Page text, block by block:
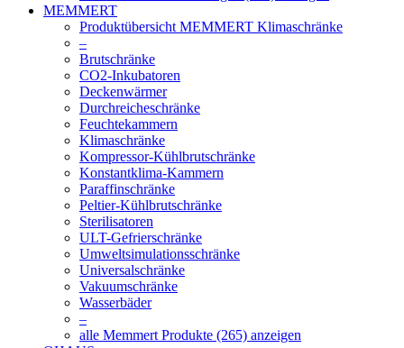
MEMMERT
Produktübersicht MEMMERT Klimaschränke
–
Brutschränke
CO2-Inkubatoren
Deckenwärmer
Durchreicheschränke
Feuchtekammern
Klimaschränke
Kompressor-Kühlbrutschränke
Konstantklima-Kammern
Paraffinschränke
Peltier-Kühlbrutschränke
Sterilisatoren
ULT-Gefrierschränke
Umweltsimulationsschränke
Universalschränke
Vakuumschränke
Wasserbäder
–
alle Memmert Produkte (265) anzeigen